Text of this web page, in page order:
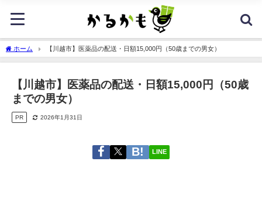
ホーム 【川越市】医薬品の配送・日額15,000円（50歳までの男女）
【川越市】医薬品の配送・日額15,000円（50歳
までの男女）
PR 2026年1月31日
LINE